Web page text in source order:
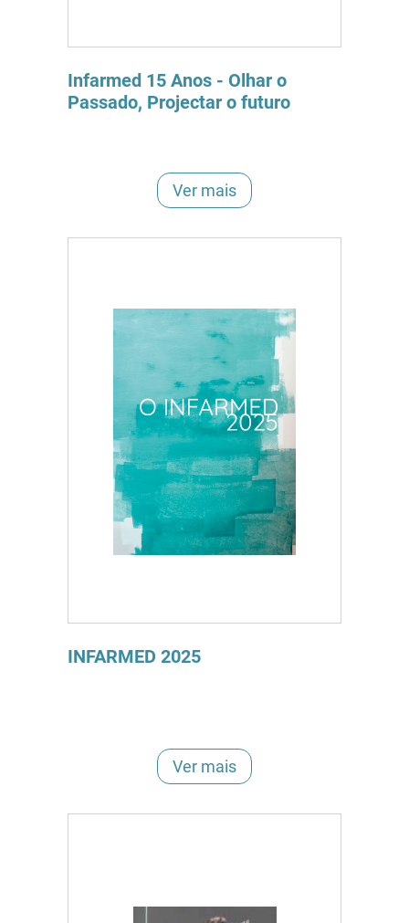
Infarmed 15 Anos - Olhar o
Passado, Projectar o futuro
Ver mais
INFARMED 2025
Ver mais